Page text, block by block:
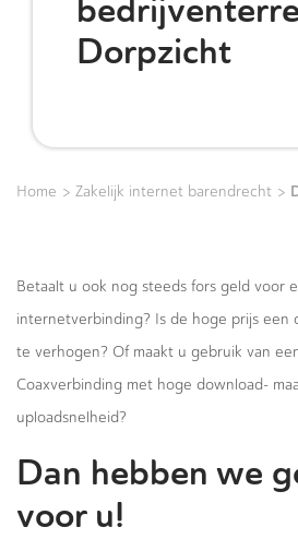
Dorpzicht
Home > Zakelijk internet barendrecht >
Betaalt u ook nog steeds fors geld voor
internetverbinding? Is de hoge prijs een
te verhogen? Of maakt u gebruik van
Coaxverbinding met hoge download-
uploadsnelheid?
Dan hebben we
voor u!